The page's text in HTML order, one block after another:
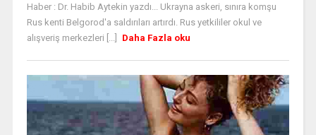
Haber : Dr. Habib Aytekin yazdı... Ukrayna askeri, sınıra komşu
Rus kenti Belgorod'a saldırıları artırdı. Rus yetkililer okul ve
alışveriş merkezleri [...]
Daha Fazla oku